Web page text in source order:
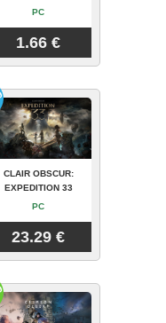
PC
1.66 €
CLAIR OBSCUR:
EXPEDITION 33
PC
23.29 €